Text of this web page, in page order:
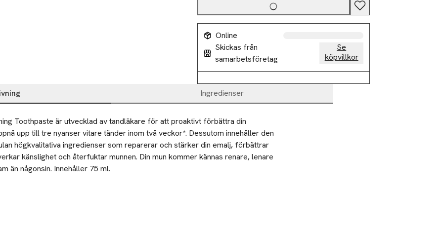
Online
Skickas från
samarbetsföretag
Se
köpvillkor
Ingredienser
Toothpaste är utvecklad av tandläkare för att proaktivt förbättra din
upp till tre nyanser vitare tänder inom två veckor*. Dessutom innehåller den
högkvalitativa ingredienser som reparerar och stärker din emalj, förbättrar
känslighet och återfuktar munnen. Din mun kommer kännas renare, lenare
än någonsin. Innehåller 75 ml.
att använda även för känsliga tänder då den endast innehåller skonsamma